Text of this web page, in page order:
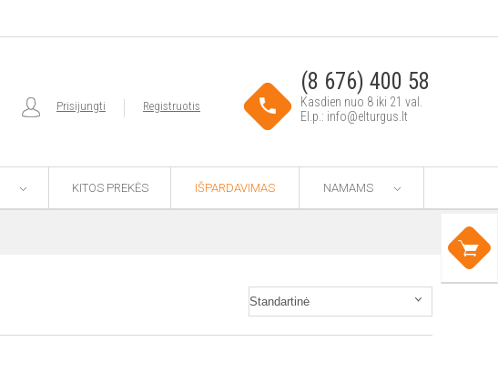
(8 676) 400 58
Kasdien nuo 8 iki 21 val.
El.p.: info@elturgus.lt
Prisijungti Registruotis
KITOS PREKĖS IŠPARDAVIMAS NAMAMS